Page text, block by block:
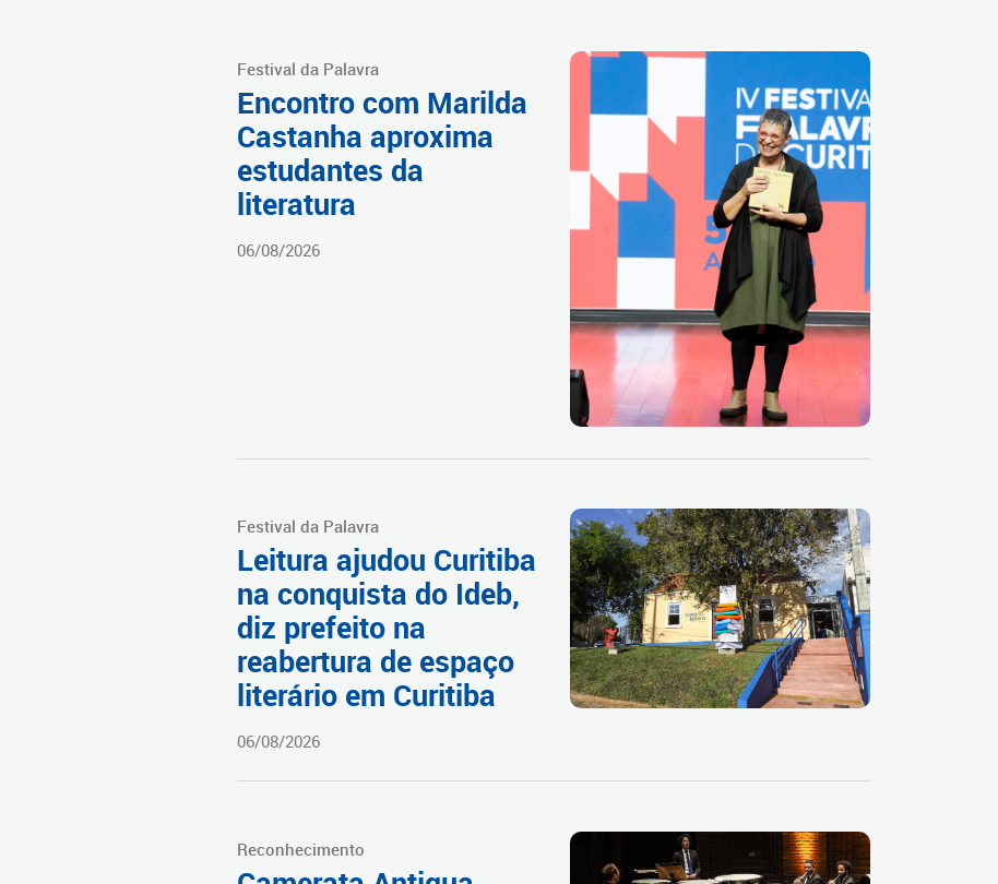
Festival da Palavra
Encontro com Marilda
Castanha aproxima
estudantes da
literatura
06/08/2026
Festival da Palavra
Leitura ajudou Curitiba
na conquista do Ideb,
diz prefeito na
reabertura de espaço
literário em Curitiba
06/08/2026
Reconhecimento